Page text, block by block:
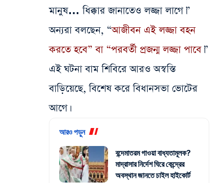
মানুষ… ধিক্কার জানাতেও লজ্জা লাগে।”
অন্যরা বলছেন, “আজীবন এই লজ্জা বহন
করতে হবে” বা “পরবর্তী প্রজন্ম লজ্জা পাবে।”
এই ঘটনা বাম শিবিরে আরও অস্বস্তি
বাড়িয়েছে, বিশেষ করে বিধানসভা ভোটের
আগে।
আরও পড়ুন
বন্দেমাতরম গাওয়া বাধ্যতামূলক?
মাদ্রাসার নির্দেশ ঘিরে কেন্দ্রের
অবস্থান জানতে চাইল হাইকোর্ট